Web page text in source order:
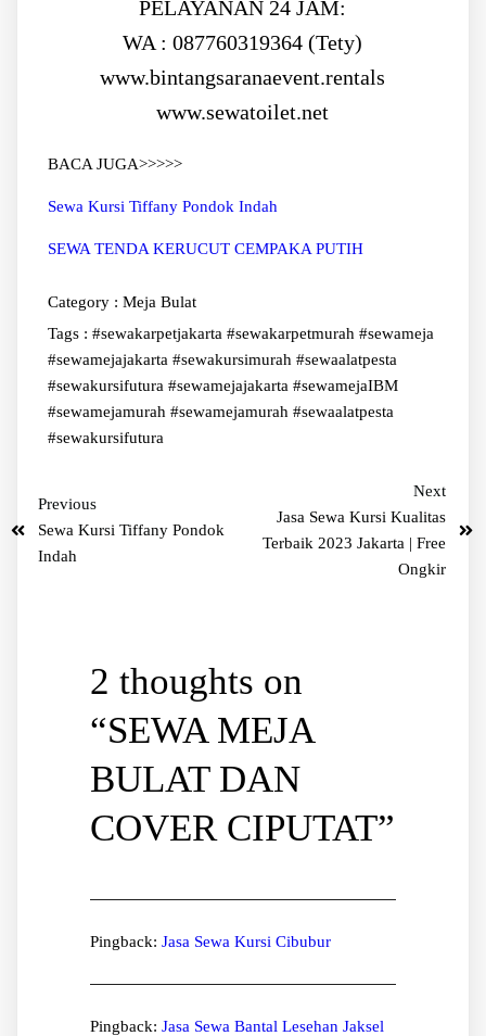
PELAYANAN 24 JAM:
WA : 087760319364 (Tety)
www.bintangsaranaevent.rentals
www.sewatoilet.net
BACA JUGA>>>>>
Sewa Kursi Tiffany Pondok Indah
SEWA TENDA KERUCUT CEMPAKA PUTIH
Category : Meja Bulat
Tags : #sewakarpetjakarta #sewakarpetmurah #sewameja
#sewamejajakarta #sewakursimurah #sewaalatpesta
#sewakursifutura #sewamejajakarta #sewamejaIBM
#sewamejamurah #sewamejamurah #sewaalatpesta
#sewakursifutura
Previous
Sewa Kursi Tiffany Pondok
Indah
Next
Jasa Sewa Kursi Kualitas
Terbaik 2023 Jakarta | Free
Ongkir
2 thoughts on
“SEWA MEJA
BULAT DAN
COVER CIPUTAT”
Pingback: Jasa Sewa Kursi Cibubur
Pingback: Jasa Sewa Bantal Lesehan Jaksel